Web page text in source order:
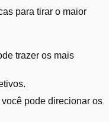
para tirar o maior
trazer os mais
pode direcionar os